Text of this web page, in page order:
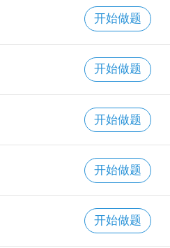
开始做题
开始做题
开始做题
开始做题
开始做题